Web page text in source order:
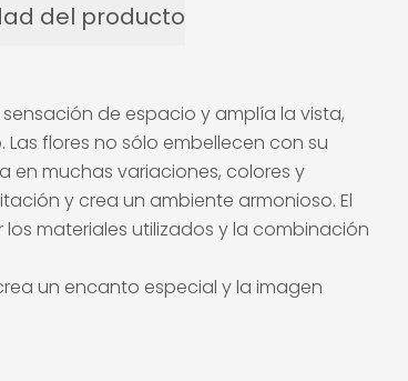
del producto
de espacio y amplía la vista,
flores no sólo embellecen con su
en muchas variaciones, colores y
y crea un ambiente armonioso. El
materiales utilizados y la combinación
un encanto especial y la imagen